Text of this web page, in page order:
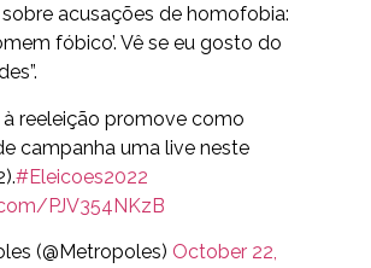
acusações de homofobia:
fóbico’. Vê se eu gosto do
reeleição promove como
campanha uma live neste
#Eleicoes2022
PJV354NKzB
(@Metropoles) October 22,